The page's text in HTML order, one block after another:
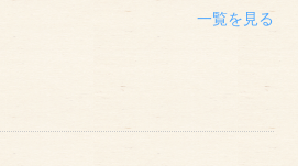
一覧を見る